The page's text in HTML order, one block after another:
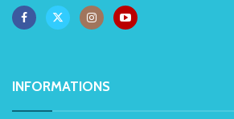
INFORMATIONS